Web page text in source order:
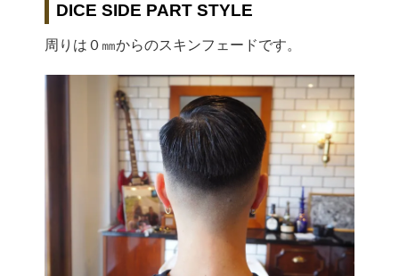
DICE SIDE PART STYLE
周りは０㎜からのスキンフェードです。